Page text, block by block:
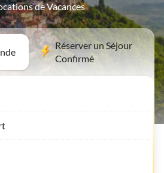
de Vacances
Réserver un Séjour
Confirmé